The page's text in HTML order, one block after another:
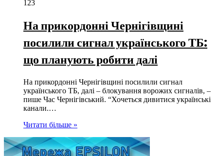
123
На прикордонні Чернігівщині
посилили сигнал українського ТБ:
що планують робити далі
На прикордонні Чернігівщині посилили сигнал
українського ТБ, далі – блокування ворожих сигналів, –
пише Час Чернігівський. “Хочеться дивитися українські
канали.…
Читати більше »